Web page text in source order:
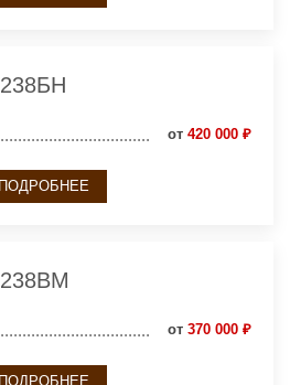
от 420 000 ₽
ПОДРОБНЕЕ
от 370 000 ₽
ПОДРОБНЕЕ